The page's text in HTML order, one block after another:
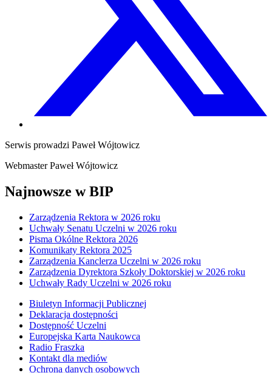
Serwis prowadzi Paweł Wójtowicz
WebmasterPaweł Wójtowicz
Najnowsze w BIP
Zarządzenia Rektora w 2026 roku
Uchwały Senatu Uczelni w 2026 roku
Pisma Okólne Rektora 2026
Komunikaty Rektora 2025
Zarządzenia Kanclerza Uczelni w 2026 roku
Zarządzenia Dyrektora Szkoły Doktorskiej w 2026 roku
Uchwały Rady Uczelni w 2026 roku
Biuletyn Informacji Publicznej
Deklaracja dostępności
Dostępność Uczelni
Europejska Karta Naukowca
Radio Fraszka
Kontakt dla mediów
Ochrona danych osobowych